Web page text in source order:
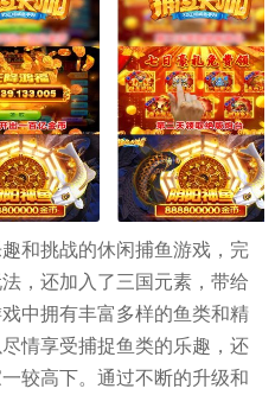
和挑战的休闲捕鱼游戏，完
，还加入了三国元素，带给
中拥有丰富多样的鱼类和精
情享受捕捉鱼类的乐趣，还
较高下。通过不断的升级和